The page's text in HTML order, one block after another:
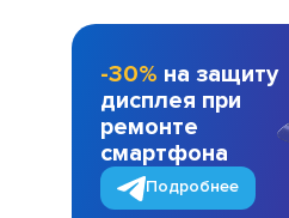
-30% на защиту
дисплея при
ремонте
смартфона
Подробнее